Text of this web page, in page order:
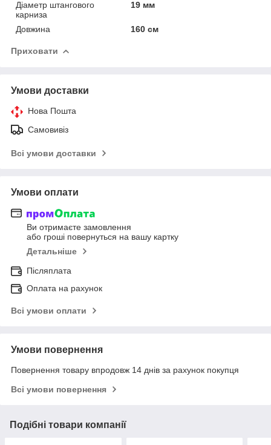
Діаметр штангового
карниза
19 мм
Довжина 160 см
Приховати
Умови доставки
Нова Пошта
Самовивіз
Всі умови доставки
Умови оплати
Ви отримаєте замовлення
або гроші повернуться на вашу картку
Детальніше
Післяплата
Оплата на рахунок
Всі умови оплати
Умови повернення
Повернення товару впродовж 14 днів за рахунок покупця
Всі умови повернення
Подібні товари компанії